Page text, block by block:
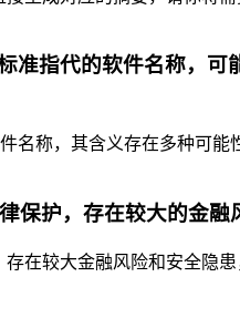
准指代的软件名称，
名称，其含义存在多种可
保护，存在较大的金
在较大金融风险和安全隐